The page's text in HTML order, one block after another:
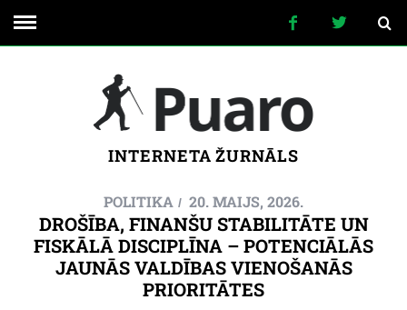
INTERNETA ŽURNĀLS
POLITIKA 20. MAIJS, 2026.
DROŠĪBA, FINANŠU STABILITĀTE UN
FISKĀLĀ DISCIPLĪNA – POTENCIĀLĀS
JAUNĀS VALDĪBAS VIENOŠANĀS
PRIORITĀTES